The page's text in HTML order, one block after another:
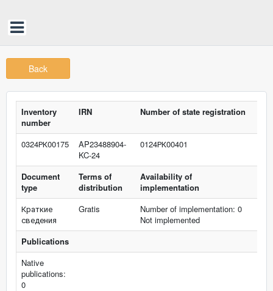
Back
Inventory
number
IRN Number of state registration
0324РК00175
AP23488904-
KC-24
0124РК00401
Document
type
Terms of
distribution
Availability of
implementation
Краткие
сведения
Gratis
Number of implementation: 0
Not implemented
Publications
Native
publications:
0